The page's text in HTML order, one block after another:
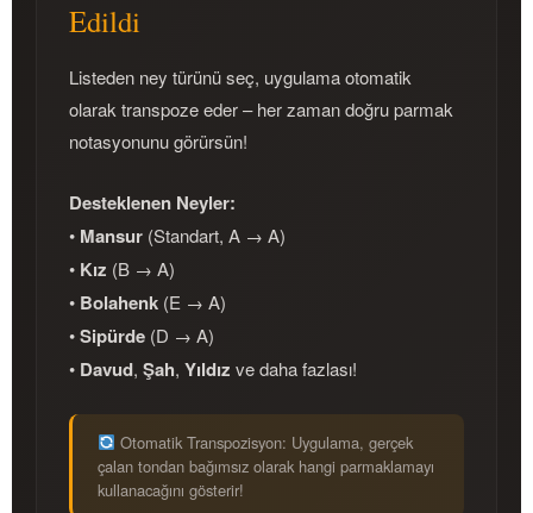
Edildi
Listeden ney türünü seç, uygulama otomatik
olarak transpoze eder – her zaman doğru parmak
notasyonunu görürsün!
Desteklenen Neyler:
• Mansur (Standart, A → A)
• Kız (B → A)
• Bolahenk (E → A)
•Sipürde (D → A)
• Davud,Şah,Yıldız ve daha fazlası!
Otomatik Transpozisyon: Uygulama, gerçek
çalan tondan bağımsız olarak hangi parmaklamayı
kullanacağını gösterir!